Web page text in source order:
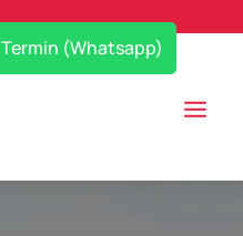
Termin (Whatsapp)